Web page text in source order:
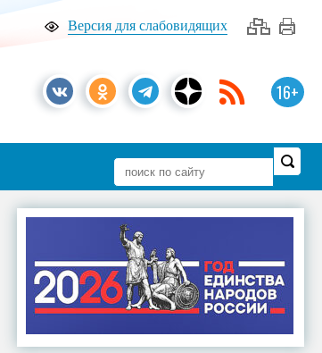
Версия для слабовидящих
16+